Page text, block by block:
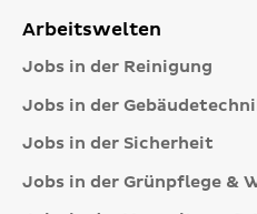
Arbeitswelten
Jobs in der Reinigung
Jobs in der
Jobs in der Sicherheit
Jobs in der Grünpflege &